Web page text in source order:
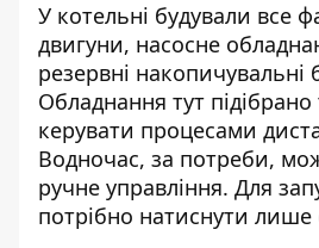
У котельні будували все
двигуни, насосне
резервні накопичувальні
Обладнання тут підібрано
керувати процесами
Водночас, за потреби,
ручне управління. Для
потрібно натиснути лише